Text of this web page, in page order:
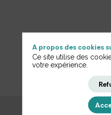
Informations
A propos des cookies
Ce site utilise des
votre expérience.